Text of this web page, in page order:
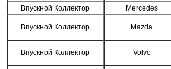
Впускной Коллектор Mercedes
Впускной Коллектор Mazda
Впускной Коллектор Volvo